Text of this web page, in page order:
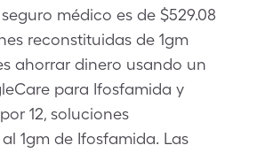
médico es de $529.08
reconstituidas de 1gm
ahorrar dinero usando un
para Ifosfamida y
12, soluciones
1gm de Ifosfamida. Las